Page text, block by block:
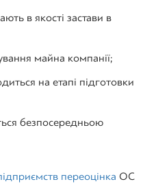
в якості застави в
майна компанії;
на етапі підготовки
безпосередньою
переоцінка ОС